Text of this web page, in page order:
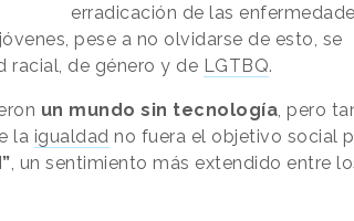
erradicación de las
pese a no olvidarse de esto, se
racial, de género y de LGTBQ.
un mundo sin tecnología , pero
la igualdad no fuera el objetivo social
, un sentimiento más extendido entre